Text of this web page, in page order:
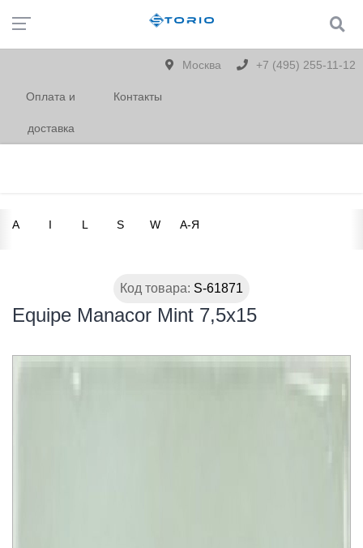
Москва +7 (495) 255-11-12
Оплата и
доставка
Контакты
A I L S W А-Я
Код товара: S-61871
Equipe Manacor Mint 7,5x15